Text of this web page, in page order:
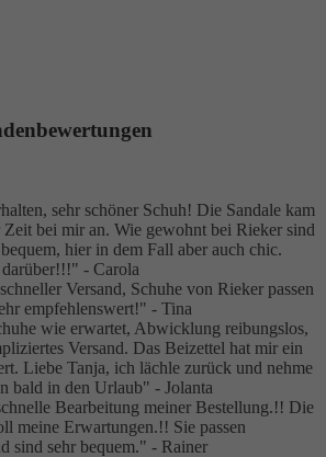
sehr schöner Schuh! Die Sandale kam
bei mir an. Wie gewohnt bei Rieker sind
hier in dem Fall aber auch chic.
darüber!!!" - Carola
Versand, Schuhe von Rieker passen
empfehlenswert!" - Tina
wie erwartet, Abwicklung reibungslos,
Versand. Das Beizettel hat mir ein
Liebe Tanja, ich lächle zurück und nehme
bald in den Urlaub" - Jolanta
Bearbeitung meiner Bestellung.!! Die
meine Erwartungen.!! Sie passen
sind sehr bequem." - Rainer